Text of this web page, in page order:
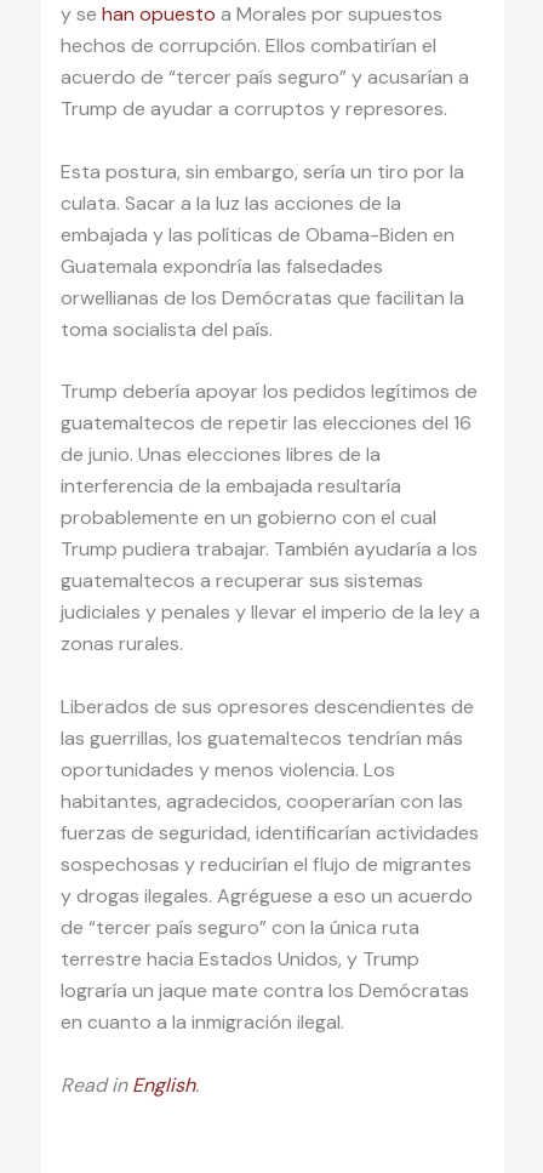
y se han opuesto a Morales por supuestos
hechos de corrupción. Ellos combatirían el
acuerdo de “tercer país seguro” y acusarían a
Trump de ayudar a corruptos y represores.
Esta postura, sin embargo, sería un tiro por la
culata. Sacar a la luz las acciones de la
embajada y las políticas de Obama-Biden en
Guatemala expondría las falsedades
orwellianas de los Demócratas que facilitan la
toma socialista del país.
Trump debería apoyar los pedidos legítimos de
guatemaltecos de repetir las elecciones del 16
de junio. Unas elecciones libres de la
interferencia de la embajada resultaría
probablemente en un gobierno con el cual
Trump pudiera trabajar. También ayudaría a los
guatemaltecos a recuperar sus sistemas
judiciales y penales y llevar el imperio de la ley a
zonas rurales.
Liberados de sus opresores descendientes de
las guerrillas, los guatemaltecos tendrían más
oportunidades y menos violencia. Los
habitantes, agradecidos, cooperarían con las
fuerzas de seguridad, identificarían actividades
sospechosas y reducirían el flujo de migrantes
y drogas ilegales. Agréguese a eso un acuerdo
de “tercer país seguro” con la única ruta
terrestre hacia Estados Unidos, y Trump
lograría un jaque mate contra los Demócratas
en cuanto a la inmigración ilegal.
Read inEnglish.